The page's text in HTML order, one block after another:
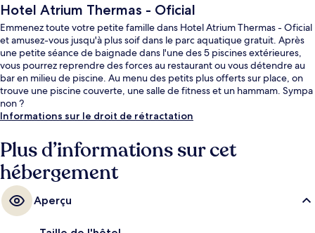
Hotel Atrium Thermas - Oficial
Emmenez toute votre petite famille dans Hotel Atrium Thermas - Oficial
et amusez-vous jusqu'à plus soif dans le parc aquatique gratuit. Après
une petite séance de baignade dans l'une des 5 piscines extérieures,
vous pourrez reprendre des forces au restaurant ou vous détendre au
bar en milieu de piscine. Au menu des petits plus offerts sur place, on
trouve une piscine couverte, une salle de fitness et un hammam. Sympa
non ?
Informations sur le droit de rétractation
Plus d’informations sur cet
hébergement
Aperçu